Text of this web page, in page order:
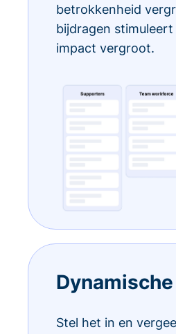
betrokkenheid
bijdragen stimuleert
impact vergroot.
Stel het in en